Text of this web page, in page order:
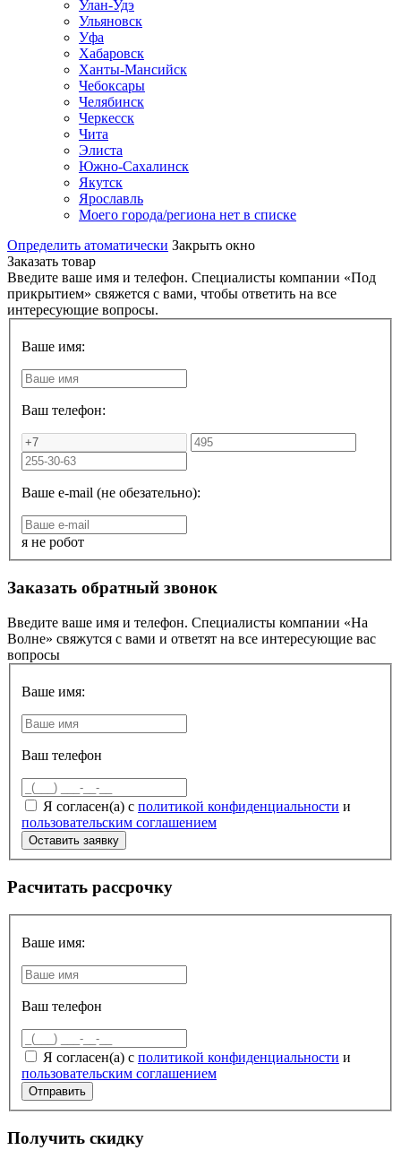
Улан-Удэ
Ульяновск
Уфа
Хабаровск
Ханты-Мансийск
Чебоксары
Челябинск
Черкесск
Чита
Элиста
Южно-Сахалинск
Якутск
Ярославль
Моего города/региона нет в списке
Определить атоматически Закрыть окно
Заказать товар
Введите ваше имя и телефон. Специалисты компании «Под
прикрытием» свяжется с вами, чтобы ответить на все
интересующие вопросы.
Ваше имя:
Ваш телефон:
Ваше e-mail (не обезательно):
я не робот
Заказать обратный звонок
Введите ваше имя и телефон. Специалисты компании «На
Волне» свяжутся с вами и ответят на все интересующие вас
вопросы
Ваше имя:
Ваш телефон
Я согласен(а) с политикой конфиденциальности и
пользовательским соглашением
Расчитать рассрочку
Ваше имя:
Ваш телефон
Я согласен(а) с политикой конфиденциальности и
пользовательским соглашением
Получить скидку